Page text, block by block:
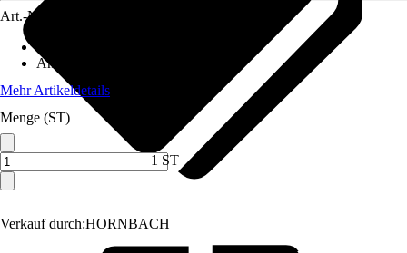
Verkauf durch:HORNBACH
Art.-Nr.
Anwendungsbereich
Mehr Artikeldetails
Menge (ST)
1 ST